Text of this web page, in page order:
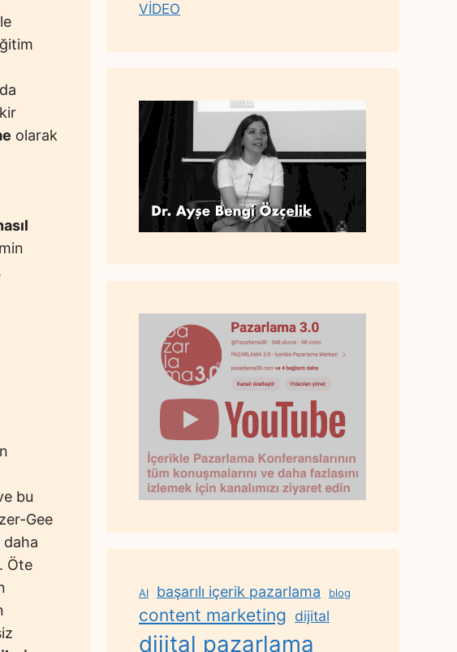
olarak
bu
Gee
daha
Öte
VİDEO
AI başarılı içerik pazarlama blog
content marketing dijital
dijital pazarlama